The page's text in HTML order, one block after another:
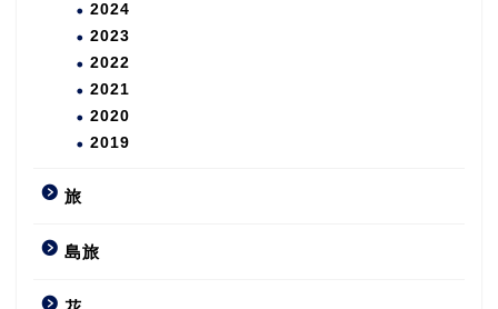
2024
2023
2022
2021
2020
2019
旅
島旅